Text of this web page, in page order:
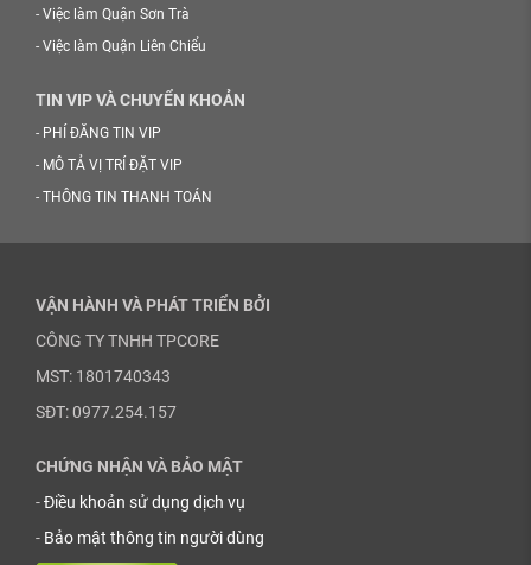
- Việc làm Quận Sơn Trà
- Việc làm Quận Liên Chiểu
TIN VIP VÀ CHUYỂN KHOẢN
- PHÍ ĐĂNG TIN VIP
- MÔ TẢ VỊ TRÍ ĐẶT VIP
- THÔNG TIN THANH TOÁN
VẬN HÀNH VÀ PHÁT TRIỂN BỞI
CÔNG TY TNHH TPCORE
MST: 1801740343
SĐT: 0977.254.157
CHỨNG NHẬN VÀ BẢO MẬT
-Điều khoản sử dụng dịch vụ
- Bảo mật thông tin người dùng